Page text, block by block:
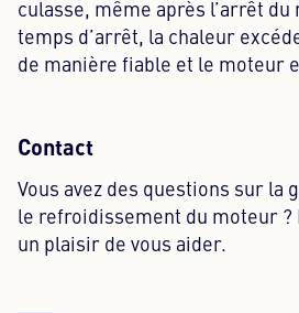
culasse, même après l’arrêt du
temps d’arrêt, la chaleur
de manière fiable et le moteur
Contact
Vous avez des questions sur la
le refroidissement du moteur ?
un plaisir de vous aider.